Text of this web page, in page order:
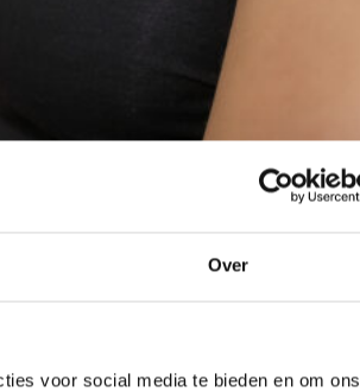
Over
voor social media te bieden en om ons